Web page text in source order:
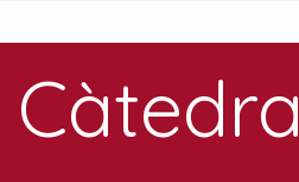
Càtedra